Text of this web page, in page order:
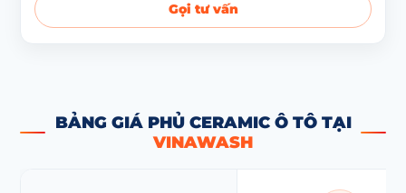
Gọi tư vấn
BẢNG GIÁ PHỦ CERAMIC Ô TÔ TẠI
VINAWASH